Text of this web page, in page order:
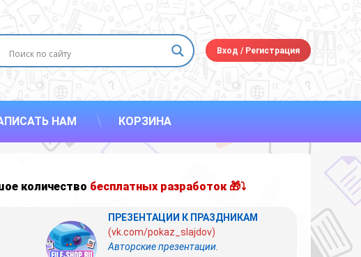
Вход /Регистрация
НАМ КОРЗИНА
количество бесплатных разработок 🎁⤵
ПРЕЗЕНТАЦИИ К ПРАЗДНИКАМ
(vk.com/pokaz_slajdov)
Авторские презентации.